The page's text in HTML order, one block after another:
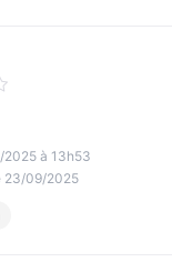
à 13h53
23/09/2025